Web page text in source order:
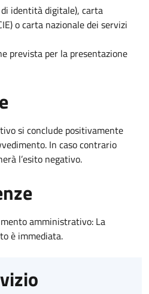
identità digitale), carta
o carta nazionale dei servizi
prevista per la presentazione
si conclude positivamente
In caso contrario
l’esito negativo.
amministrativo: La
è immediata.